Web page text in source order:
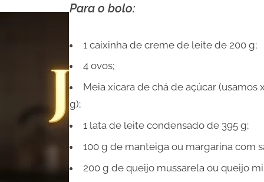
Para o bolo:
1 caixinha de creme de leite de 200 g;
4 ovos;
Meia xícara de chá de açúcar (usamos
g);
1 lata de leite condensado de 395 g;
100 g de manteiga ou margarina com
200 g de queijo mussarela ou queijo